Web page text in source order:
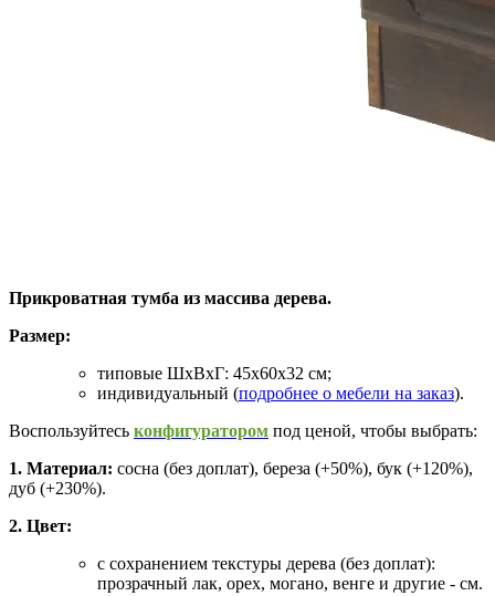
Прикроватная тумба из массива дерева.
Размер:
типовые ШхВхГ: 45х60х32 см;
индивидуальный (подробнее о мебели на заказ).
Воспользуйтесь конфигуратором под ценой, чтобы выбрать:
1. Материал: сосна (без доплат), береза (+50%), бук (+120%),
дуб (+230%).
2. Цвет:
с сохранением текстуры дерева (без доплат):
прозрачный лак, орех, могано, венге и другие - см.